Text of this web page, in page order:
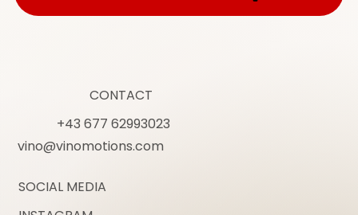
CONTACT
+43 677 62993023
vino@vinomotions.com
SOCIAL MEDIA